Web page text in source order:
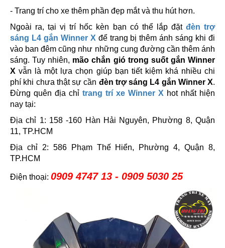
- Trang trí cho xe thêm phần đẹp mắt và thu hút hơn.
Ngoài ra, tại vị trí hốc kèn bạn có thể lắp đặt đèn trợ
sáng L4 gắn Winner X để trang bị thêm ánh sáng khi đi
vào ban đêm cũng như những cung đường cần thêm ánh
sáng. Tuy nhiên, mão chắn gió trong suốt gắn Winner
X vẫn là một lựa chọn giúp bạn tiết kiệm khá nhiều chi
phí khi chưa thật sự cần đèn trợ sáng L4 gắn Winner X.
Đừng quên địa chỉ trang trí xe Winner X hot nhất hiện
nay tại:
Địa chỉ 1: 158 -160 Hàn Hải Nguyên, Phường 8, Quận
11, TP.HCM
Địa chỉ 2: 586 Phạm Thế Hiển, Phường 4, Quận 8,
TP.HCM
Điện thoại: 0909 4747 13 - 0909 5030 25